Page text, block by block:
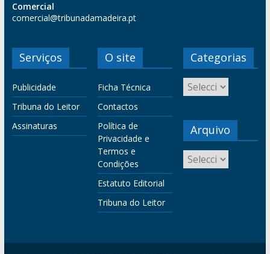
Comercial
comercial@tribunadamadeira.pt
Serviços
Publicidade
Tribuna do Leitor
Assinaturas
O site
Ficha Técnica
Contactos
Política de
Privacidade e
Termos e
Condições
Estatuto Editorial
Tribuna do Leitor
Categorias
Arquivo